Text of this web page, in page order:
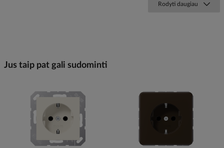
Rodyti daugiau
Jus taip pat gali sudominti